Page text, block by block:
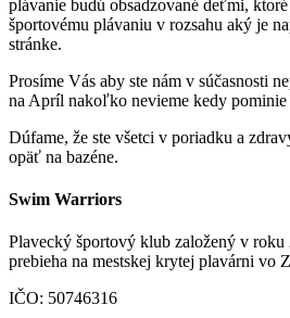
plávanie budú obsadzované deťmi,
športovému plávaniu v rozsahu aký je
stránke.
Prosíme Vás aby ste nám v súčasnosti
na Apríl nakoľko nevieme kedy pominie
Dúfame, že ste všetci v poriadku a
opäť na bazéne.
Swim Warriors
Plavecký športový klub založený v roku
prebieha na mestskej krytej plavárni vo
IČO: 50746316